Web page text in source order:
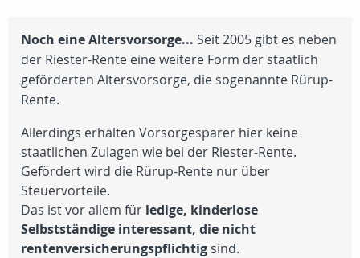
Noch eine Altersvorsorge... Seit 2005 gibt es neben
der Riester-Rente eine weitere Form der staatlich
geförderten Altersvorsorge, die sogenannte Rürup-
Rente.
Allerdings erhalten Vorsorgesparer hier keine
staatlichen Zulagen wie bei der Riester-Rente.
Gefördert wird die Rürup-Rente nur über
Steuervorteile.
Das ist vor allem für ledige, kinderlose
Selbstständige interessant, die nicht
rentenversicherungspflichtig sind.